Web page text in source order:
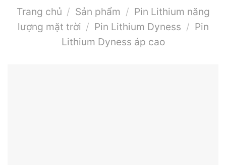
Trang chủ / Sản phẩm / Pin Lithium năng
lượng mặt trời / Pin Lithium Dyness / Pin
Lithium Dyness áp cao